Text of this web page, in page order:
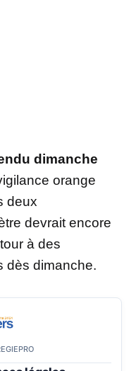
dimanche
orange
deux
devrait encore
à des
dès dimanche.